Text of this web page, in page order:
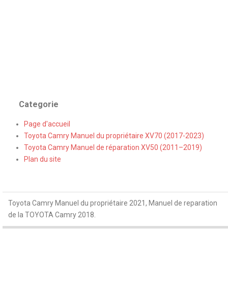
Categorie
Page d'accueil
Toyota Camry Manuel du propriétaire XV70 (2017-2023)
Toyota Camry Manuel de réparation XV50 (2011–2019)
Plan du site
Toyota Camry Manuel du propriétaire 2021, Manuel de reparation
de la TOYOTA Camry 2018.